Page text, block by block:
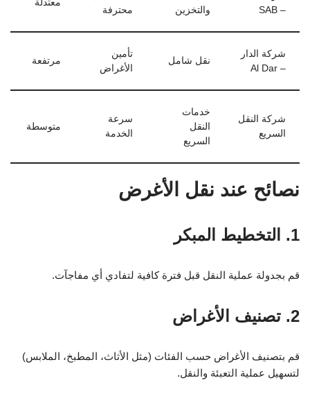
– SAB
والتخزين
محترفة
معتدلة
شركة الدار
– Al Dar
نقل شامل
تأمين
الأغراض
مرتفعة
شركة النقل
السريع
خدمات
النقل
السريع
سرعة
الخدمة
متوسطة
نصائح عند نقل الأغرض
1. التخطيط المبكر
قم بجدولة عملية النقل قبل فترة كافية لتفادي أي مفاجآت.
2. تصنيف الأغراض
قم بتصنيف الأغراض حسب الفئات (مثل الأثاث، المطبخ، الملابس)
لتسهيل عملية التعبئة والنقل.